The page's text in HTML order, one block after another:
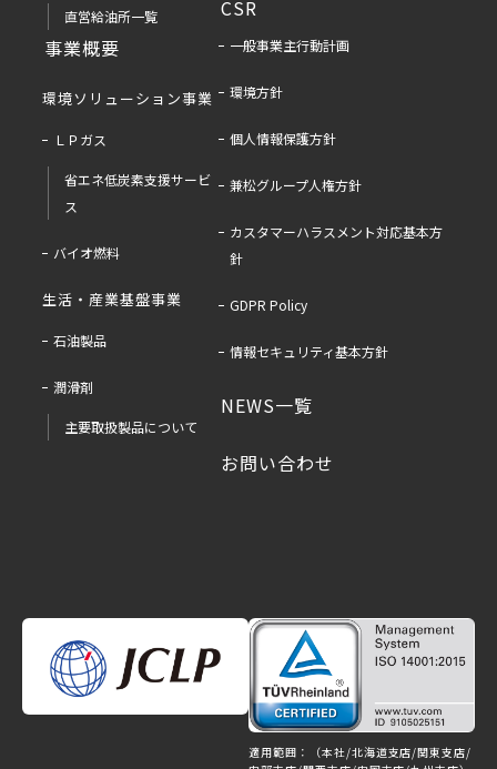
直営給油所一覧
事業概要
環境ソリューション事業
ＬＰガス
省エネ低炭素支援サービ
ス
バイオ燃料
生活・産業基盤事業
石油製品
潤滑剤
主要取扱製品について
CSR
一般事業主行動計画
環境方針
個人情報保護方針
兼松グループ人権方針
カスタマーハラスメント対応基本方
針
GDPR Policy
情報セキュリティ基本方針
NEWS一覧
お問い合わせ
適用範囲：（本社/北海道支店/関東支店/